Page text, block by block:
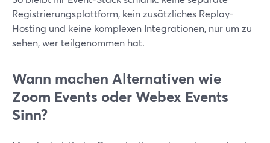
Registrierungsplattform, kein zusätzliches Replay-
Hosting und keine komplexen Integrationen, nur um zu
sehen, wer teilgenommen hat.
Wann machen Alternativen wie
Zoom Events oder Webex Events
Sinn?